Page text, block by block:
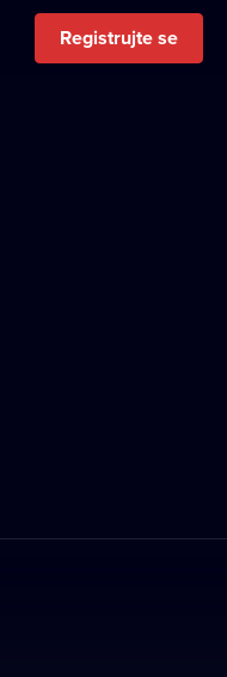
Registrujte se